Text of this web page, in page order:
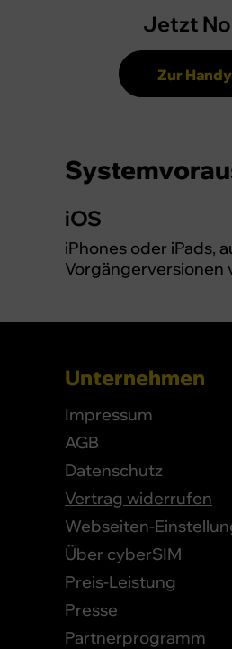
Jetzt
Zur
iOS
iPhones oder iPads,
Vorgängerversionen
Unternehmen
Impressum
AGB
Datenschutz
Vertrag widerrufen
Webseiten-
Über cyberSIM
Preis-Leistung
Presse
Partnerprogramm